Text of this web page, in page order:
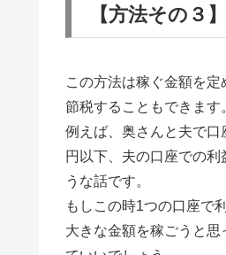
【方法その３
この方法は稼ぐ金額を
節税することもできます
例えば、奥さんと夫で
円以下、夫の口座での
うな話です。
もしこの時1つの口座で
大きな金額を稼ごうと